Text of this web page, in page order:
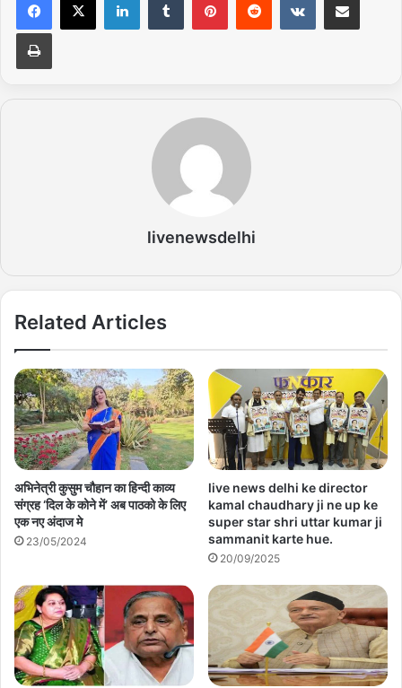
livenewsdelhi
Related Articles
अभिनेत्री कुसुम चौहान का हिन्दी काव्य
संग्रह ‘दिल के कोने में’ अब पाठको के लिए
एक नए अंदाज मे
23/05/2024
live news delhi ke director
kamal chaudhary ji ne up ke
super star shri uttar kumar ji
sammanit karte hue.
20/09/2025